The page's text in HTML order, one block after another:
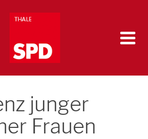
junger
Frauen